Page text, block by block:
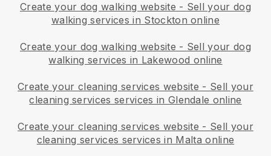
Create your dog walking website - Sell your dog
walking services in Stockton online
Create your dog walking website - Sell your dog
walking services in Lakewood online
Create your cleaning services website - Sell your
cleaning services services in Glendale online
Create your cleaning services website - Sell your
cleaning services services in Malta online